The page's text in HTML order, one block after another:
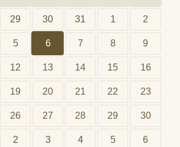
29 30 31 1 2
5 6 7 8 9
12 13 14 15 16
19 20 21 22 23
26 27 28 29 30
2 3 4 5 6